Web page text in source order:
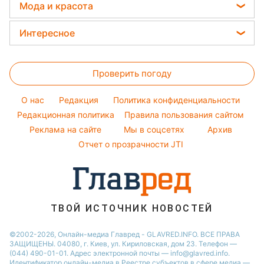
Новости Запорожья
Новости Тернополя
Новости Житомира
Новости Одессы
Курс валют
Филипп Киркоров
Елена Зеленская
Алла Пугачева
Максим Галкин
Настя Каменских
Виталий Козловский
Прогноз погоды
Магнитные бури
Погода на сегодня
Погода на завтра
Мода и красота
Женские стрижки
Окрашивание волос
Красивый маникюр
Модные ошибки
Новости моды
Советы от Андре Тана
Интересное
Тесты по картинке
Оптические иллюзии
Народные приметы
Все о шоу-бизнесе
Проверить погоду
O нас Редакция
Политика конфиденциальности
Редакционная политика
Правила пользования сайтом
Реклама на сайте
Мы в соцсетях
Архив
Отчет о прозрачности JTI
ТВОЙ ИСТОЧНИК НОВОСТЕЙ
©2002-2026, Онлайн-медиа Главред - GLAVRED.INFO. ВСЕ ПРАВА
ЗАЩИЩЕНЫ. 04080, г. Киев, ул. Кириловская, дом 23. Телефон —
(044) 490-01-01. Адрес электронной почты — info@glavred.info.